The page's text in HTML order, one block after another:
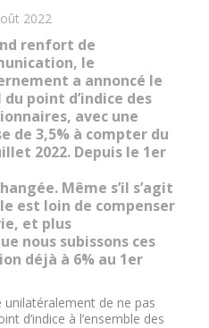
2022
renfort de
le
a annoncé le
du point d’indice des
avec une
de 3,5% à compter du
2022. Depuis le 1er
Même s’il s’agit
est loin de compenser
et plus
nous subissons ces
déjà à 6% au 1er
unilatéralement de ne pas
d’indice à l’ensemble des